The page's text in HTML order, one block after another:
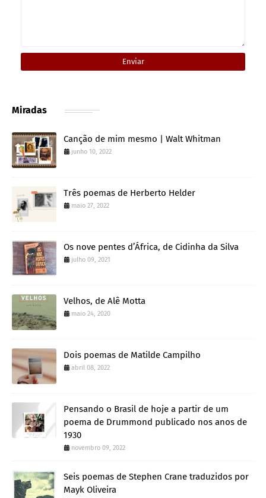
Miradas
Canção de mim mesmo | Walt Whitman
junho 10, 2022
Três poemas de Herberto Helder
maio 27, 2022
Os nove pentes d’África, de Cidinha da Silva
julho 09, 2021
Velhos, de Alê Motta
maio 24, 2020
Dois poemas de Matilde Campilho
abril 08, 2022
Pensando o Brasil de hoje a partir de um
poema de Drummond publicado nos anos de
1930
novembro 09, 2022
Seis poemas de Stephen Crane traduzidos por
Mayk Oliveira